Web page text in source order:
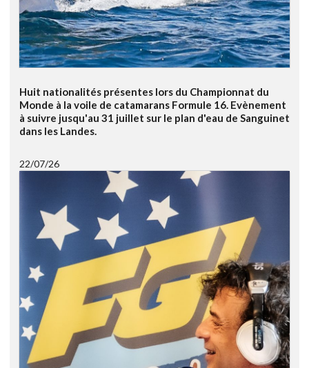
Huit nationalités présentes lors du Championnat du
Monde à la voile de catamarans Formule 16. Evènement
à suivre jusqu'au 31 juillet sur le plan d'eau de Sanguinet
dans les Landes.
22/07/26